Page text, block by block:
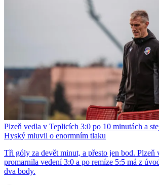
Plzeň vedla v Teplicích 3:0 po 10 minutách a
Hyský mluvil o enormním tlaku
Tři góly za devět minut, a přesto jen bod. Plzeň
promarnila vedení 3:0 a po remíze 5:5 má z
dva body.